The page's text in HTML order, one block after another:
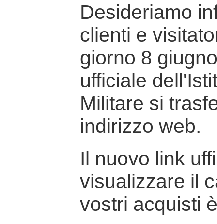
Desideriamo
clienti e
giorno 8
ufficiale
Militare si
indirizzo web.
Il nuovo link
visualizzare il
vostri acquisti